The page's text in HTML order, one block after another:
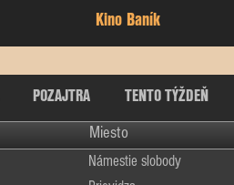
Kino Baník
POZAJTRA TENTO TÝŽDEŇ
Miesto
Námestie slobody